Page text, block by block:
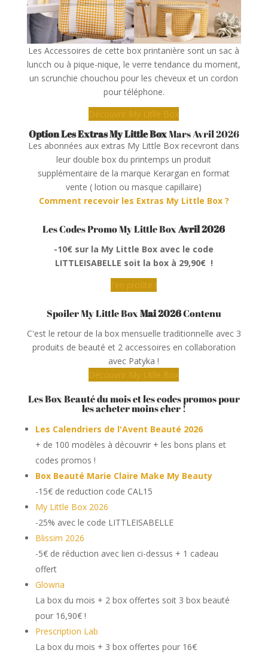
Les Accessoires de cette box printanière sont un sac à
luncch ou à pique-nique, le verre tendance du moment,
un scrunchie chouchou pour les cheveux et un cordon
pour téléphone.
Découvrir My Litlle Box
Option Les Extras My Little BoxMars Avril 2026
Les abonnées aux extras My Little Box recevront dans
leur double box du printemps un produit
supplémentaire de la marque Kerargan en format
vente ( lotion ou masque capillaire)
Comment recevoir les Extras My Little Box ?
Les Codes Promo My Little BoxAvril 2026
-10€ sur la My Little Box avec le code
LITTLEISABELLE soit la box à 29,90€ !
J'en profite !
Spoiler My Little BoxMai 2026Contenu
C'est le retour de la box mensuelle traditionnelle avec 3
produits de beauté et 2 accessoires en collaboration
avec Patyka !
Découvrir My Litlle Box
Les Box Beauté du mois et les codes promos pour
les acheter moins cher !
Les Calendriers de l'Avent Beauté 2026
+ de 100 modèles à découvrir + les bons plans et
codes promos !
Box Beauté Marie Claire Make My Beauty
-15€ de reduction code CAL15
My Little Box 2026
-25% avec le code LITTLEISABELLE
Blissim 2026
-5€ de réduction avec lien ci-dessus + 1 cadeau
offert
Glowria
La box du mois + 2 box offertes soit 3 box beauté
pour 16,90€ !
Prescription Lab
La box du mois + 3 box offertes pour 16€